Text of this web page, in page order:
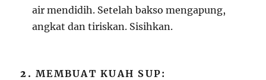
air mendidih. Setelah bakso mengapung,
angkat dan tiriskan. Sisihkan.
2.MEMBUAT KUAH SUP: